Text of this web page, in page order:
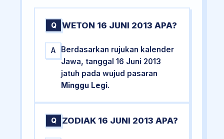
Q WETON 16 JUNI 2013 APA?
A
Berdasarkan rujukan kalender
Jawa, tanggal 16 Juni 2013
jatuh pada wujud pasaran
Minggu Legi.
Q ZODIAK 16 JUNI 2013 APA?